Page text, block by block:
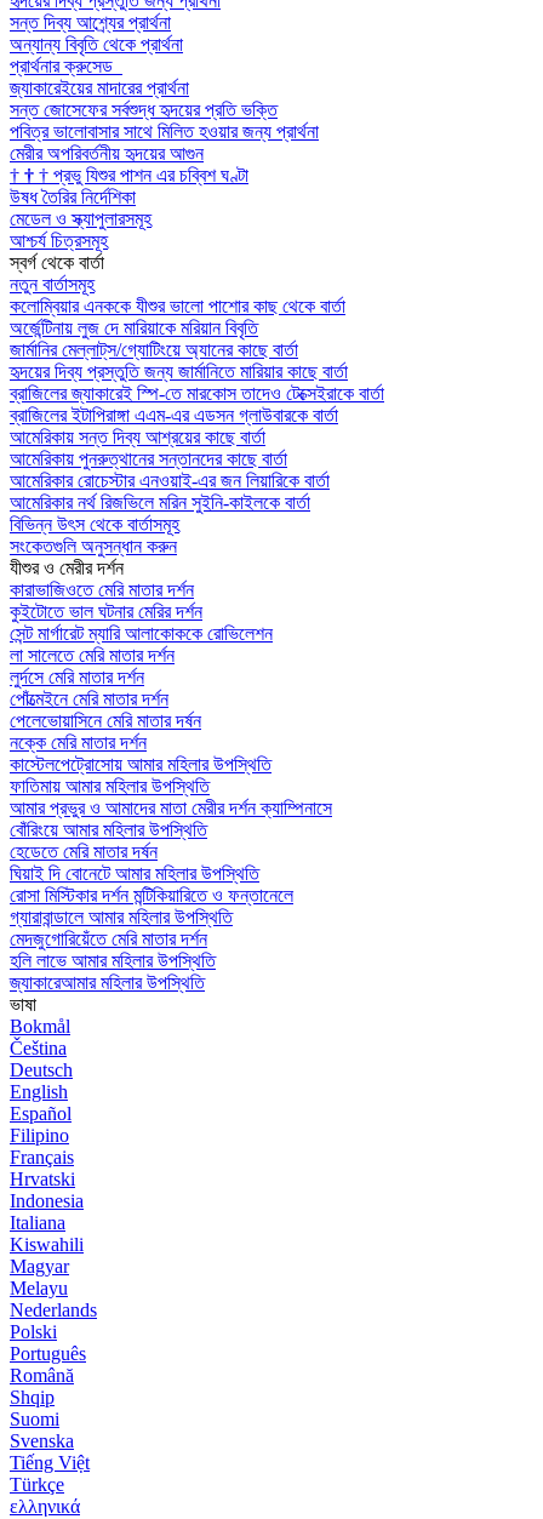
সন্ত দিব্য আশ্র্যের প্রার্থনা
অন্যান্য বিবৃতি থেকে প্রার্থনা
প্রার্থনার ক্রুসেড
জ্যাকারেইয়ের মাদারের প্রার্থনা
সন্ত জোসেফের সর্বশুদ্ধ হৃদয়ের প্রতি ভক্তি
পবিত্র ভালোবাসার সাথে মিলিত হওয়ার জন্য প্রার্থনা
মেরীর অপরিবর্তনীয় হৃদয়ের আগুন
† † † প্রভু যিশুর পাশন এর চব্বিশ ঘণ্টা
উষধ তৈরির নির্দেশিকা
মেডেল ও স্ক্যাপুলারসমূহ
আশ্চর্য চিত্রসমূহ
স্বর্গ থেকে বার্তা
নতুন বার্তাসমূহ
কলোম্বিয়ার এনককে যীশুর ভালো পাশোর কাছ থেকে বার্তা
অর্জেন্টিনায় লুজ দে মারিয়াকে মরিয়ান বিবৃতি
জার্মানির মেল্লাট্‌স/গ্যোটিংয়ে অ্যানের কাছে বার্তা
হৃদয়ের দিব্য প্রস্তুতি জন্য জার্মানিতে মারিয়ার কাছে বার্তা
ব্রাজিলের জ্যাকারেই স্পি-তে মারকোস তাদেও টেক্সেইরাকে বার্তা
ব্রাজিলের ইটাপিরাঙ্গা এএম-এর এডসন গ্লাউবারকে বার্তা
আমেরিকায় সন্ত দিব্য আশ্রয়ের কাছে বার্তা
আমেরিকায় পুনরুত্থানের সন্তানদের কাছে বার্তা
আমেরিকার রোচেস্টার এনওয়াই-এর জন লিয়ারিকে বার্তা
আমেরিকার নর্থ রিজভিলে মরিন সুইনি-কাইলকে বার্তা
বিভিন্ন উৎস থেকে বার্তাসমূহ
সংকেতগুলি অনুসন্ধান করুন
যীশুর ও মেরীর দর্শন
কারাভাজিওতে মেরি মাতার দর্শন
কুইটোতে ভাল ঘটনার মেরির দর্শন
সেন্ট মার্গারেট ম্যারি আলাকোককে রোভিলেশন
লা সালেতে মেরি মাতার দর্শন
লুর্দসে মেরি মাতার দর্শন
পোঁত্মেইনে মেরি মাতার দর্শন
পেলেভোয়াসিনে মেরি মাতার দর্ষন
নক্কে মেরি মাতার দর্শন
কাস্টেলপেট্রোসোয় আমার মহিলার উপস্থিতি
ফাতিমায় আমার মহিলার উপস্থিতি
আমার প্রভুর ও আমাদের মাতা মেরীর দর্শন ক্যাম্পিনাসে
বোঁরিংয়ে আমার মহিলার উপস্থিতি
হেডেতে মেরি মাতার দর্ষন
ঘিয়াই দি বোনেটে আমার মহিলার উপস্থিতি
রোসা মিস্টিকার দর্শন মন্টিকিয়ারিতে ও ফন্তানেলে
গ্যারাবান্ডালে আমার মহিলার উপস্থিতি
মেদজুগোরিয়েঁতে মেরি মাতার দর্শন
হলি লাভে আমার মহিলার উপস্থিতি
জ্যাকারেআমার মহিলার উপস্থিতি
ভাষা
Bokmål
Čeština
Deutsch
English
Español
Filipino
Français
Hrvatski
Indonesia
Italiana
Kiswahili
Magyar
Melayu
Nederlands
Polski
Português
Română
Shqip
Suomi
Svenska
Tiếng Việt
Türkçe
ελληνικά